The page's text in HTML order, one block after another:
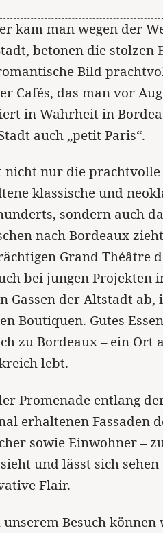
kam man wegen der
betonen die
Bild
Cafés, das man vor
in Wahrheit in
auch „petit Paris“.
nicht nur die
klassische und
sondern auch
nach Bordeaux
Grand Théâtre
bei jungen Projekten
Gassen der Altstadt
Boutiquen. Gutes
zu Bordeaux – ein
lebt.
Promenade entlang
erhaltenen Fassaden
sowie Einwohner –
und lässt sich
Flair.
unserem Besuch